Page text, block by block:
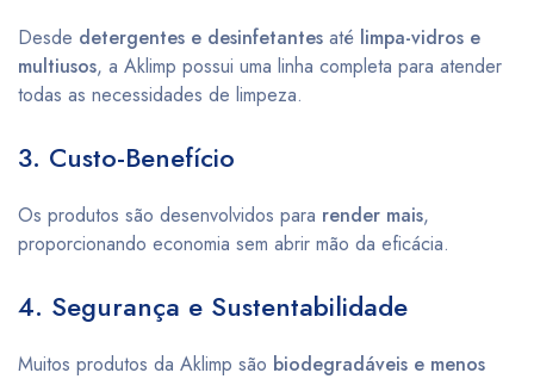
Desde detergentes e desinfetantes até limpa-vidros e
multiusos, a Aklimp possui uma linha completa para atender
todas as necessidades de limpeza.
3. Custo-Benefício
Os produtos são desenvolvidos para render mais,
proporcionando economia sem abrir mão da eficácia.
4. Segurança e Sustentabilidade
Muitos produtos da Aklimp são biodegradáveis e menos